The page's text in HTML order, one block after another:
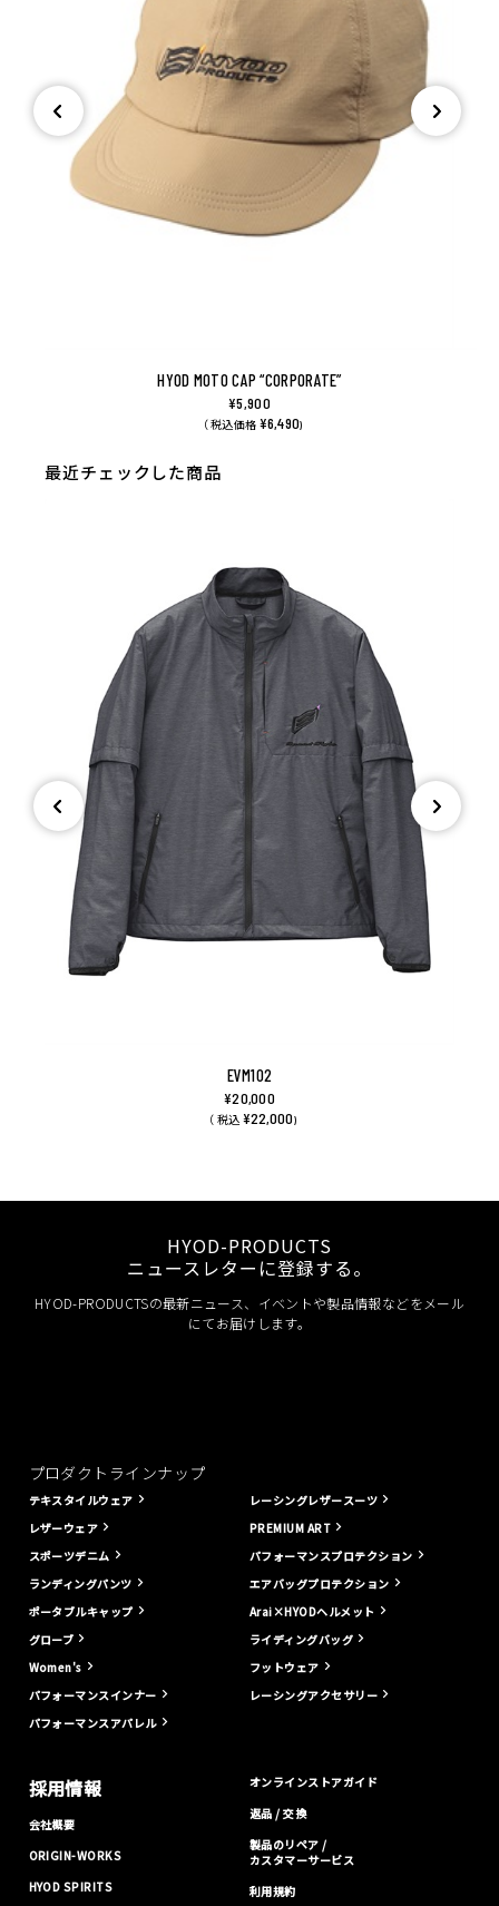
HYOD MOTO CAP “CORPORATE”
¥5,900
（ 税込価格 ¥6,490)
最近チェックした商品
EVM102
¥20,000
（ 税込 ¥22,000)
HYOD-PRODUCTS
ニュースレターに登録する。
HYOD-PRODUCTSの最新ニュース、イベントや製品情報などをメール
にてお届けします。
プロダクトラインナップ
テキスタイルウェア
レザーウェア
スポーツデニム
ランディングパンツ
ポータブルキャップ
グローブ
Women's
パフォーマンスインナー
パフォーマンスアパレル
レーシングレザースーツ
PREMIUM ART
パフォーマンスプロテクション
エアバッグプロテクション
Arai×HYODヘルメット
ライディングバッグ
フットウェア
レーシングアクセサリー
採用情報
会社概要
ORIGIN-WORKS
HYOD SPIRITS
オンラインストアガイド
返品 / 交換
製品のリペア /
カスタマーサービス
利用規約